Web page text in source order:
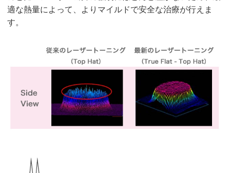
適な熱量によって、よりマイルドで安全な治療が行えま
す。